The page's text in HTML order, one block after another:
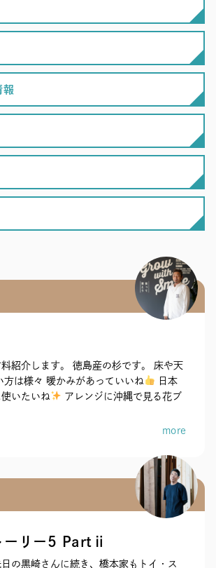
報
紹介します。 徳島産の杉です。 床や天
方は様々 暖かみがあっていいね
日本
いたいね
アレンジに沖縄で見る花ブ
more
ーリー5 Partⅱ
の黒崎さんに続き、橋本家もトイ・ス